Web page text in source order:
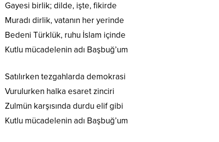
Gayesi birlik; dilde, işte, fikirde
Muradı dirlik, vatanın her yerinde
Bedeni Türklük, ruhu İslam içinde
Kutlu mücadelenin adı Başbuğ’um
Satılırken tezgahlarda demokrasi
Vurulurken halka esaret zinciri
Zulmün karşısında durdu elif gibi
Kutlu mücadelenin adı Başbuğ’um